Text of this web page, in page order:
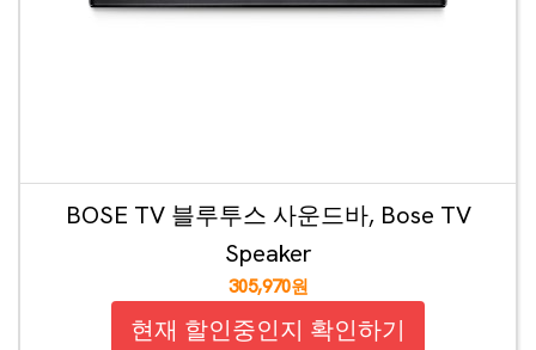
BOSE TV 블루투스 사운드바, Bose TV
Speaker
305,970원
현재 할인중인지 확인하기